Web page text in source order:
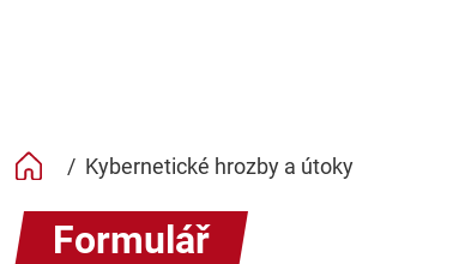
/ Kybernetické hrozby a útoky
Formulář